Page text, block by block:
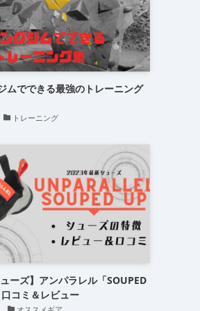
ムでできる最強のトレーニング
トレーニング
ーズ】アンパラレル「SOUPED
コミ＆レビュー